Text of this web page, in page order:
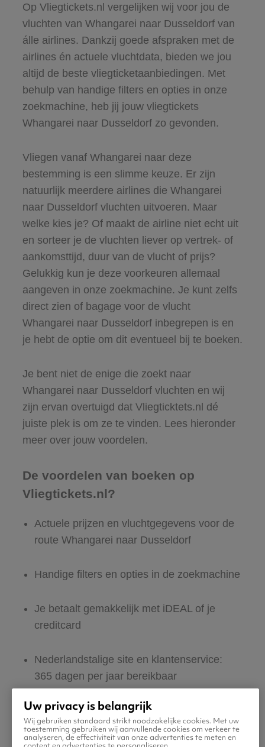
Op Vliegtickets.nl vergelijken wij voor jou de
vluchten van Whangarei naar Dusseldorf van
álle airlines. Dankzij goede afspraken met de
airlines én actuele vluchtdata, bieden we jou
altijd de beste vliegticketaanbiedingen. Met
behulp van handige filters en opties in onze
zoekmachine, heb jij jouw vliegtickets
Whangarei naar Dusseldorf zo gevonden.
Vliegen vanaf Whangarei naar deze
bestemming is een slimme keuze. Er zijn
natuurlijk meerdere airlines die Whangarei
naar Dusseldorf vluchten uitvoeren. Maar
welke kies je? Of maakt de airline niet echt uit
en sorteer je de vluchten liever op vertrek- of
aankomsttijd, duur van de vlucht of prijs?
Gelukkig kun je deze voorkeuren allemaal
aangeven in onze zoekmachine. Je kunt zelfs
direct zien of bagage voor de vlucht
Whangarei naar Dusseldorf inbegrepen is en
je hebt de optie om dit eventueel bij te boeken.
Je bent niet de enige die zoekt naar
Whangarei naar Dusseldorf vluchten en wij
zijn ervan overtuigd dat Vliegticktets.nl dé
juiste plek is om ze te vinden. Lees hieronder
meer over jouw voordelen.
De voordelen van boeken op
Vliegtickets.nl?
Actuele prijzen en vluchtgegevens voor de
route Whangarei naar Dusseldorf
Handige filters en opties in de zoekmachine
Je betaalt gemakkelijk met iDEAL of je
creditcard
Nederlandstalige site en klantenservice:
365 dagen per jaar bereikbaar
Zeker van veilig boeken en betalen
Boek ook direct een hotel of huurauto voor
Uw privacy is belangrijk
Wij gebruiken standaard strikt noodzakelijke cookies. Met uw
toestemming gebruiken wij aanvullende cookies om verkeer te
analyseren, de effectiviteit van onze advertenties te meten en